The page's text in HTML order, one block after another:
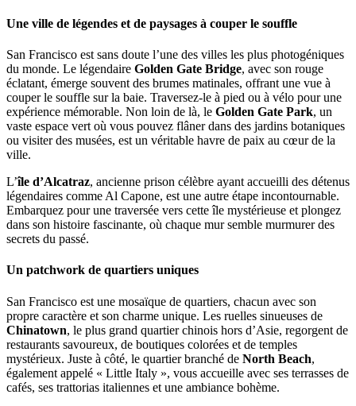
Une ville de légendes et de paysages à couper le souffle
San Francisco est sans doute l’une des villes les plus photogéniques
du monde. Le légendaire Golden Gate Bridge, avec son rouge
éclatant, émerge souvent des brumes matinales, offrant une vue à
couper le souffle sur la baie. Traversez-le à pied ou à vélo pour une
expérience mémorable. Non loin de là, le Golden Gate Park, un
vaste espace vert où vous pouvez flâner dans des jardins botaniques
ou visiter des musées, est un véritable havre de paix au cœur de la
ville.
L’île d’Alcatraz, ancienne prison célèbre ayant accueilli des détenus
légendaires comme Al Capone, est une autre étape incontournable.
Embarquez pour une traversée vers cette île mystérieuse et plongez
dans son histoire fascinante, où chaque mur semble murmurer des
secrets du passé.
Un patchwork de quartiers uniques
San Francisco est une mosaïque de quartiers, chacun avec son
propre caractère et son charme unique. Les ruelles sinueuses de
Chinatown, le plus grand quartier chinois hors d’Asie, regorgent de
restaurants savoureux, de boutiques colorées et de temples
mystérieux. Juste à côté, le quartier branché de North Beach,
également appelé « Little Italy », vous accueille avec ses terrasses de
cafés, ses trattorias italiennes et une ambiance bohème.